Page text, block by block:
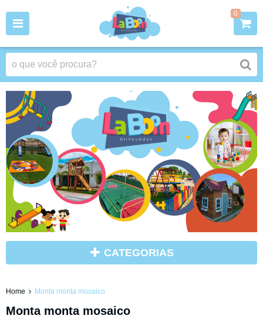
0
CATEGORIAS
Home Monta monta mosaico
Monta monta mosaico